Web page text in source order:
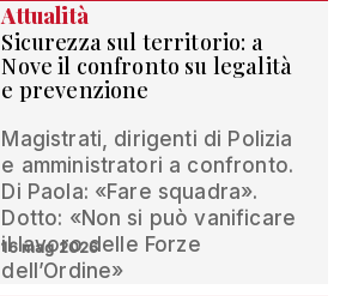
Attualità
Sicurezza sul territorio: a
Nove il confronto su legalità
e prevenzione
Magistrati, dirigenti di Polizia
e amministratori a confronto.
Di Paola: «Fare squadra».
Dotto: «Non si può vanificare
il lavoro delle Forze
dell’Ordine»
16 mag 2026